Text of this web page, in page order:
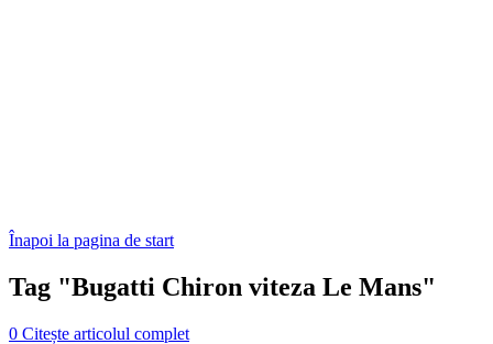
Înapoi la pagina de start
Tag "Bugatti Chiron viteza Le Mans"
0 Citește articolul complet